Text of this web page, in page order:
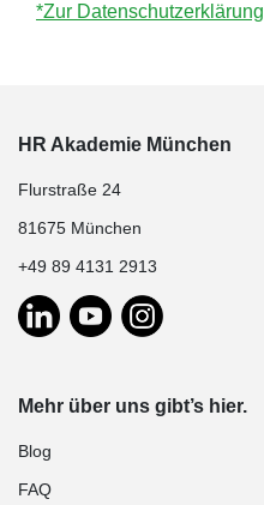
*Zur Datenschutzerklärung
HR Akademie München
Flurstraße 24
81675 München
+49 89 4131 2913
Mehr über uns gibt’s hier.
Blog
FAQ